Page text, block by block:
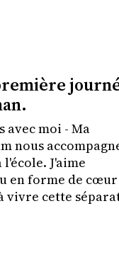
moi - Ma
nous
J'aime
en forme de
vivre cette